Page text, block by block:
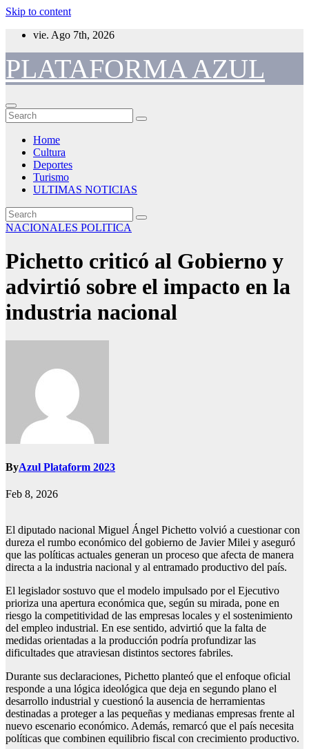
Skip to content
vie. Ago 7th, 2026
PLATAFORMA AZUL
Home
Cultura
Deportes
Turismo
ULTIMAS NOTICIAS
NACIONALES POLITICA
Pichetto criticó al Gobierno y
advirtió sobre el impacto en la
industria nacional
ByAzul Plataform 2023
Feb 8, 2026
El diputado nacional Miguel Ángel Pichetto volvió a cuestionar con
dureza el rumbo económico del gobierno de Javier Milei y aseguró
que las políticas actuales generan un proceso que afecta de manera
directa a la industria nacional y al entramado productivo del país.
El legislador sostuvo que el modelo impulsado por el Ejecutivo
prioriza una apertura económica que, según su mirada, pone en
riesgo la competitividad de las empresas locales y el sostenimiento
del empleo industrial. En ese sentido, advirtió que la falta de
medidas orientadas a la producción podría profundizar las
dificultades que atraviesan distintos sectores fabriles.
Durante sus declaraciones, Pichetto planteó que el enfoque oficial
responde a una lógica ideológica que deja en segundo plano el
desarrollo industrial y cuestionó la ausencia de herramientas
destinadas a proteger a las pequeñas y medianas empresas frente al
nuevo escenario económico. Además, remarcó que el país necesita
políticas que combinen equilibrio fiscal con crecimiento productivo.